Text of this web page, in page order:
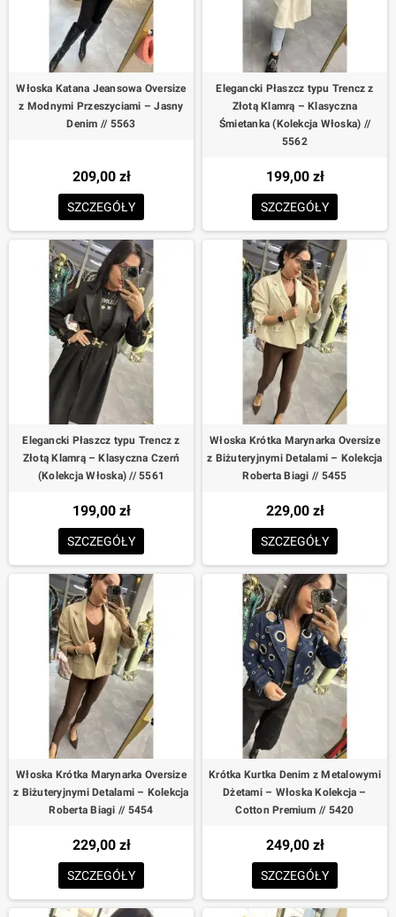
Włoska Katana Jeansowa Oversize
z Modnymi Przeszyciami – Jasny
Denim // 5563
209,00 zł
SZCZEGÓŁY
Elegancki Płaszcz typu Trencz z
Złotą Klamrą – Klasyczna
Śmietanka (Kolekcja Włoska) //
5562
199,00 zł
SZCZEGÓŁY
Elegancki Płaszcz typu Trencz z
Złotą Klamrą – Klasyczna Czerń
(Kolekcja Włoska) // 5561
199,00 zł
SZCZEGÓŁY
Włoska Krótka Marynarka Oversize
z Biżuteryjnymi Detalami – Kolekcja
Roberta Biagi // 5455
229,00 zł
SZCZEGÓŁY
Włoska Krótka Marynarka Oversize
z Biżuteryjnymi Detalami – Kolekcja
Roberta Biagi // 5454
229,00 zł
SZCZEGÓŁY
Krótka Kurtka Denim z Metalowymi
Dżetami – Włoska Kolekcja –
Cotton Premium // 5420
249,00 zł
SZCZEGÓŁY